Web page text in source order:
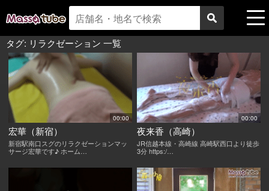
タグ: リラクゼーション 一覧
00:00
宏華（新宿）
新宿駅南口スグのリラクゼーションマッ
サージ宏華です♪ ホーム…
00:00
夜来香（高崎）
JR信越本線・高崎線 高崎駅西口より徒歩
3分 https:/…